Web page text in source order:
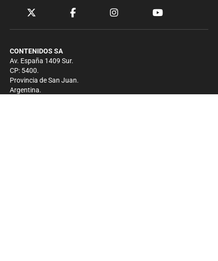
CONTENIDOS SA
Av. España 1409 Sur.
CP: 5400.
Provincia de San Juan.
Argentina.